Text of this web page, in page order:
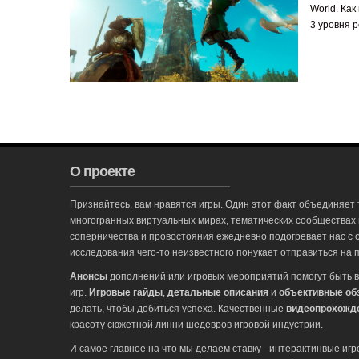
— Все
—
в
World. Как
3 уровня
О проекте
Признайтесь, вам нравятся игры. Один этот факт
многогранных виртуальных мирах, тематических
соперничества и провостояния ежедневно подогревает нас
исследования чего-то неизвестного понукает отправиться на
Анонсы дополнений или игровых мероприятий помогут быть
игр. Игровые гайды, детальные описания и объективные
делать, чтобы добиться успеха. Качественные
красоту сюжетной линни шедевров игровой индустрии.
И самое главное на что мы делаем ставку - интерактинвые